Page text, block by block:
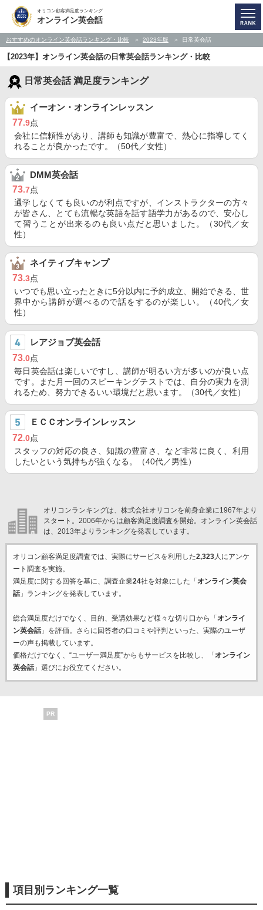
オリコン顧客満足度ランキング
オンライン英会話
おすすめのオンライン英会話ランキング・比較 2023年版 日常英会話
【2023年】オンライン英会話の日常英会話ランキング・比較
日常英会話 満足度ランキング
イーオン・オンラインレッスン
77.9点
会社に信頼性があり、講師も知識が豊富で、熱心に指導してく
れることが良かったです。（50代／女性）
DMM英会話
73.7点
通学しなくても良いのが利点ですが、インストラクターの方々
が皆さん、とても流暢な英語を話す語学力があるので、安心し
て習うことが出来るのも良い点だと思いました。（30代／女
性）
ネイティブキャンプ
73.3点
いつでも思い立ったときに5分以内に予約成立、開始できる、世
界中から講師が選べるので話をするのが楽しい。（40代／女
性）
レアジョブ英会話
73.0点
毎日英会話は楽しいですし、講師が明るい方が多いのが良い点
です。また月一回のスピーキングテストでは、自分の実力を測
れるため、努力できるいい環境だと思います。（30代／女性）
ＥＣＣオンラインレッスン
72.0点
スタッフの対応の良さ、知識の豊富さ、など非常に良く、利用
したいという気持ちが強くなる。（40代／男性）
オリコンランキングは、株式会社オリコンを前身企業に1967年より
スタート。2006年からは顧客満足度調査を開始。オンライン英会話
は、2013年よりランキングを発表しています。
オリコン顧客満足度調査では、実際にサービスを利用した2,323人にアンケ
ート調査を実施。
満足度に関する回答を基に、調査企業24社を対象にした「 オンライン英会
話」ランキングを発表しています。
総合満足度だけでなく、目的、受講効果など様々な切り口から「 オンライ
ン英会話」を評価。さらに回答者の口コミや評判といった、実際のユーザ
ーの声も掲載しています。
価格だけでなく、“ユーザー満足度”からもサービスを比較し、「 オンライン
英会話」選びにお役立てください。
PR
項目別ランキング一覧